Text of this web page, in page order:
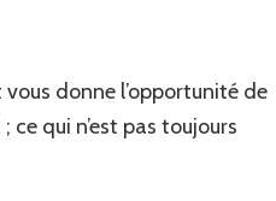
donne l’opportunité de
qui n’est pas toujours